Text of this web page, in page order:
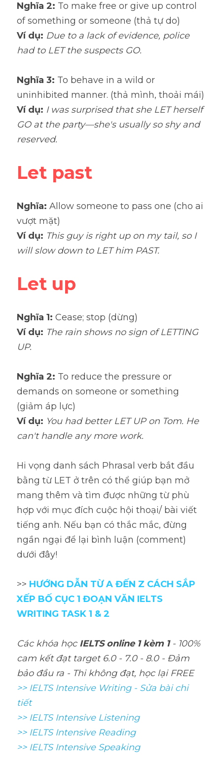
Nghĩa 2: To make free or give up control
of something or someone (thả tự do)
Ví dụ: Due to a lack of evidence, police
had to LET the suspects GO.
Nghĩa 3: To behave in a wild or
uninhibited manner. (thả mình, thoải mái)
Ví dụ: I was surprised that she LET herself
GO at the party—she's usually so shy and
reserved.
Let past
Nghĩa: Allow someone to pass one (cho ai
vượt mặt)
Ví dụ: This guy is right up on my tail, so I
will slow down to LET him PAST.
Let up
Nghĩa 1: Cease; stop (dừng)
Ví dụ: The rain shows no sign of LETTING
UP.
Nghĩa 2: To reduce the pressure or
demands on someone or something
(giảm áp lực)
Ví dụ: You had better LET UP on Tom. He
can't handle any more work.
Hi vọng danh sách Phrasal verb bắt đầu
bằng từ LET ở trên có thể giúp bạn mở
mang thêm và tìm được những từ phù
hợp với mục đích cuộc hội thoại/ bài viết
tiếng anh. Nếu bạn có thắc mắc, đừng
ngần ngại để lại bình luận (comment)
dưới đây!
>> HƯỚNG DẪN TỪ A ĐẾN Z CÁCH SẮP
XẾP BỐ CỤC 1 ĐOẠN VĂN IELTS
WRITING TASK 1 & 2
Các khóa học IELTS online 1 kèm 1 - 100%
cam kết đạt target 6.0 - 7.0 - 8.0 - Đảm
bảo đầu ra - Thi không đạt, học lại FREE
>> IELTS Intensive Writing - Sửa bài chi
tiết
>> IELTS Intensive Listening
>> IELTS Intensive Reading
>> IELTS Intensive Speaking